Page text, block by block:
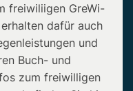
freiwiliigen GreWi-
dafür auch
und
Buch- und
zum freiwilligen